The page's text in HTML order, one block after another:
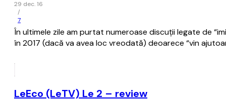
29 dec. 16
/
7
În ultimele zile am purtat numeroase discuţii legate de
în 2017 (dacă va avea loc vreodată) deoarece “vin
LeEco (LeTV) Le 2 – review